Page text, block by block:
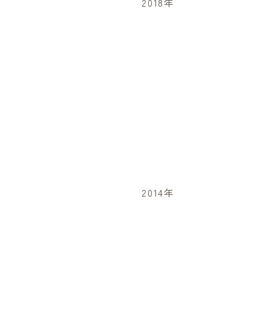
2018年
2014年